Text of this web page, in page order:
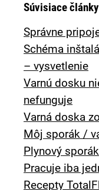
Súvisiace články
Správne
Schéma
– vysvetlenie
Varnú dosku
nefunguje
Varná doska
Môj sporák /
Plynový
Pracuje iba
Recepty